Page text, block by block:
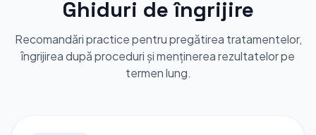
Ghiduri de îngrijire
Recomandări practice pentru pregătirea tratamentelor,
îngrijirea după proceduri și menținerea rezultatelor pe
termen lung.